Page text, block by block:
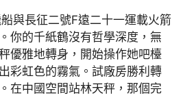
與長征二號F遠二十一運載火箭
你的千紙鶴沒有哲學深度，無
優雅地轉身，開始操作她吧檯
彩虹色的霧氣。試廠房勝利轉
在中國空間站林天秤，那個完